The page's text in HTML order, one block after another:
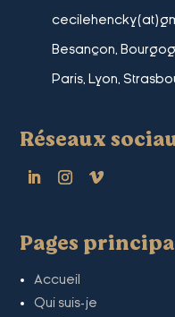
cecil
Besançon,
Paris, Lyon,
Réseaux
Pages
Accueil
Qui suis-je